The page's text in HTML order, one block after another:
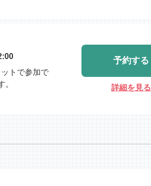
トで参加で
。
予約する
詳細を見る